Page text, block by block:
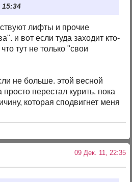
15:34
лифты и прочие
и вот если туда заходит кто-
тут не только "свои
не больше. этой весной
перестал курить. пока
которая сподвигнет меня
09 Дек. 11, 22:35